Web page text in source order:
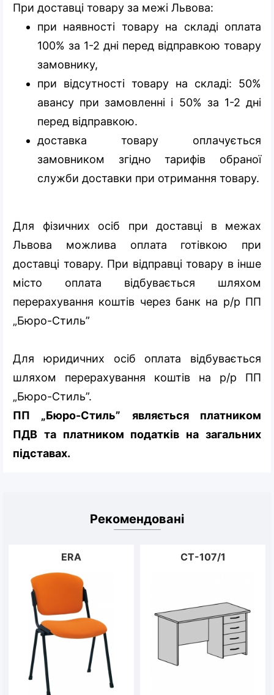
При доставці товару за межі Львова:
при наявності товару на складі оплата
100% за 1-2 дні перед відправкою товару
замовнику,
при відсутності товару на складі: 50%
авансу при замовленні і 50% за 1-2 дні
перед відправкою.
доставка товару оплачується
замовником згідно тарифів обраної
служби доставки при отримання товару.
Для фізичних осіб при доставці в межах
Львова можлива оплата готівкою при
доставці товару. При відправці товару в інше
місто оплата відбувається шляхом
перерахування коштів через банк на р/р ПП
„Бюро-Стиль”
Для юридичних осіб оплата відбувається
шляхом перерахування коштів на р/р ПП
„Бюро-Стиль”.
ПП „Бюро-Стиль” являється платником
ПДВ та платником податків на загальних
підставах.
Рекомендовані
ERA CT-107/1